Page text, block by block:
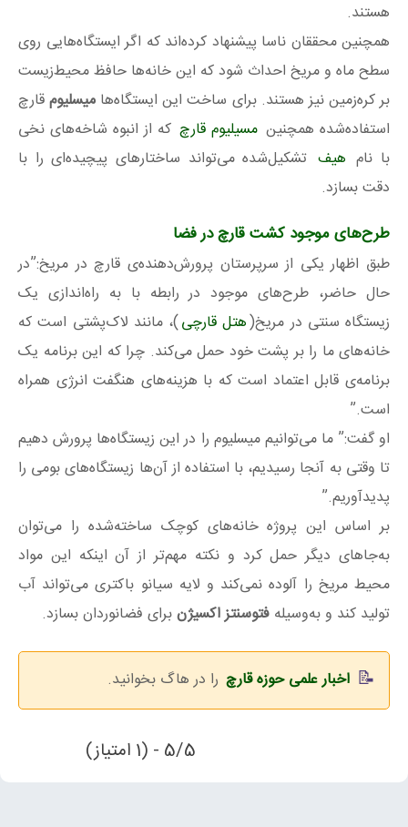
هستند.
همچنین محققان ناسا پیشنهاد کرده‌اند که اگر ایستگاه‌هایی روی
سطح ماه و مریخ احداث شود که این خانه‌ها حافظ محیط‌زیست
بر کره‌زمین نیز هستند. برای ساخت این ایستگاه‌ها میسلیومقارچ
استفاده‌شده همچنین مسیلیوم قارچ که از انبوه شاخه‌های نخی
با نام هیف تشکیل‌شده می‌تواند ساختارهای پیچیده‌ای را با
دقت بسازد.
طرح‌های موجود کشت قارچ در فضا
طبق اظهار یکی از سرپرستان پرورش‌دهنده‌ی قارچ در مریخ:”در
حال حاضر، طرح‌های موجود در رابطه با به راه‌اندازی یک
زیستگاه سنتی در مریخ(هتل قارچی)، مانند لاک‌پشتی است که
خانه‌های ما را بر پشت خود حمل می‌کند. چرا که این برنامه یک
برنامه‌ی قابل‌ اعتماد است که با هزینه‌های هنگفت انرژی همراه
است.”
او گفت:” ما می‌توانیم میسلیوم را در این زیستگاه‌ها پرورش دهیم
تا وقتی به آنجا رسیدیم، با استفاده از آن‌ها زیستگاه‌های بومی را
پدیدآوریم.”
بر اساس این پروژه خانه‌های کوچک ساخته‌شده را می‌توان
به‌جاهای دیگر حمل کرد و نکته مهم‌تر از آن اینکه این مواد
محیط مریخ را آلوده نمی‌کند و لایه سیانو باکتری می‌تواند آب
تولید کند و به‌وسیله فتوسنتز اکسیژنبرای فضانوردان بسازد.
اخبار علمی حوزه قارچ را در هاگ بخوانید.
5/5 - (1 امتیاز)